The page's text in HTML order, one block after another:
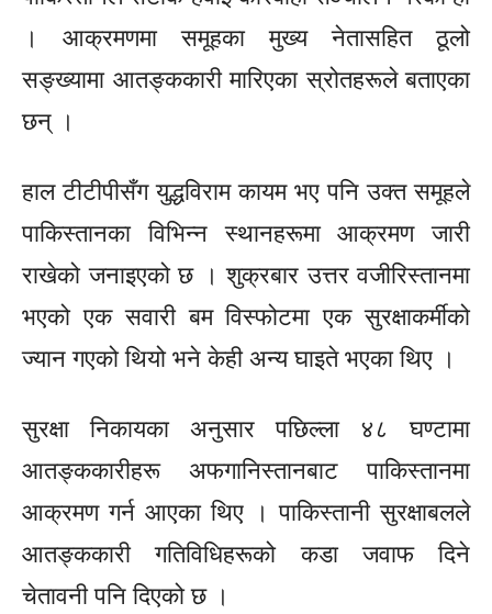
। आक्रमणमा समूहका मुख्य नेतासहित ठूलो
सङ्ख्यामा आतङ्ककारी मारिएका स्रोतहरूले बताएका
छन् ।
हाल टीटीपीसँग युद्धविराम कायम भए पनि उक्त समूहले
पाकिस्तानका विभिन्न स्थानहरूमा आक्रमण जारी
राखेको जनाइएको छ । शुक्रबार उत्तर वजीरिस्तानमा
भएको एक सवारी बम विस्फोटमा एक सुरक्षाकर्मीको
ज्यान गएको थियो भने केही अन्य घाइते भएका थिए ।
सुरक्षा निकायका अनुसार पछिल्ला ४८ घण्टामा
आतङ्ककारीहरू अफगानिस्तानबाट पाकिस्तानमा
आक्रमण गर्न आएका थिए । पाकिस्तानी सुरक्षाबलले
आतङ्ककारी गतिविधिहरूको कडा जवाफ दिने
चेतावनी पनि दिएको छ ।